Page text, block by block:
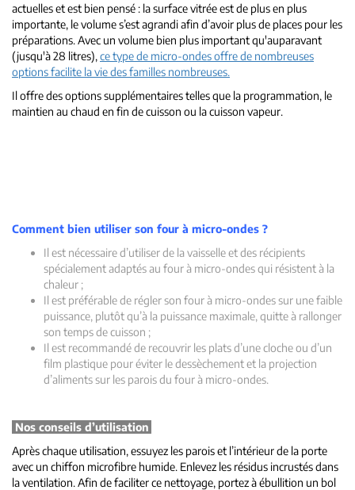
actuelles et est bien pensé : la surface vitrée est de plus en plus
importante, le volume s’est agrandi afin d’avoir plus de places pour les
préparations. Avec un volume bien plus important qu'auparavant
(jusqu'à 28 litres), ce type de micro-ondes offre de nombreuses
options facilite la vie des familles nombreuses.
Il offre des options supplémentaires telles que la programmation, le
maintien au chaud en fin de cuisson ou la cuisson vapeur.
Comment bien utiliser son four à micro-ondes ?
Il est nécessaire d’utiliser de la vaisselle et des récipients
spécialement adaptés au four à micro-ondes qui résistent à la
chaleur ;
Il est préférable de régler son four à micro-ondes sur une faible
puissance, plutôt qu’à la puissance maximale, quitte à rallonger
son temps de cuisson ;
Il est recommandé de recouvrir les plats d’une cloche ou d’un
film plastique pour éviter le dessèchement et la projection
d’aliments sur les parois du four à micro-ondes.
Nos conseils d’utilisation
Après chaque utilisation, essuyez les parois et l’intérieur de la porte
avec un chiffon microfibre humide. Enlevez les résidus incrustés dans
la ventilation. Afin de faciliter ce nettoyage, portez à ébullition un bol